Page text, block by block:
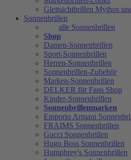
Gleitsichtbrillen Mythos
Sonnenbrillen
alle Sonnenbrillen
Shop
Damen-Sonnenbrillen
Sport-Sonnenbrillen
Herren-Sonnenbrillen
Sonnenbrillen-Zubehör
Marken-Sonnenbrillen
DELKER für Fans Shop
Kinder-Sonnenbrillen
Sonnenbrillenmarken
Emporio Armani
FRAIMS Sonnenbrillen
Gucci Sonnenbrillen
Hugo Boss Sonnenbrillen
Humphrey's Sonnenbrillen